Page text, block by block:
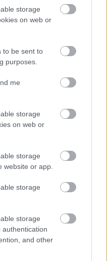
storage
on web or
to be sent to
purposes.
me
storage
on web or
storage
website or app.
storage
storage
authentication
and other
egyedi elképzelése
betörők!, a Mrs.
Potter-film rendezője
Fantasztikus Négyes
a 20th Century Fox
szemmel, hogy a
és a Marvel aranykora
- ez végül az